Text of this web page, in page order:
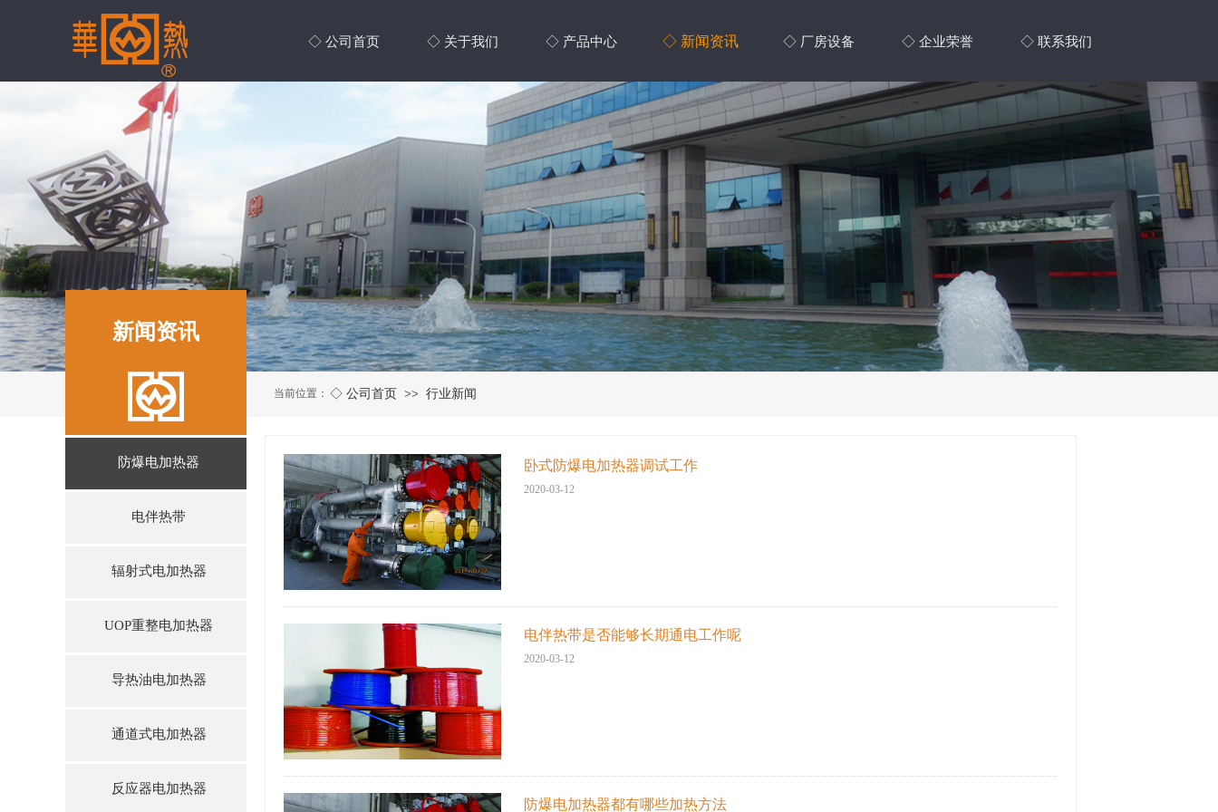
新闻资讯
当前位置： ◇ 公司首页 >> 行业新闻
卧式防爆电加热器调试工作
2020-03-12
电伴热带是否能够长期通电工作呢
2020-03-12
防爆电加热器都有哪些加热方法
防爆电加热器
电伴热带
辐射式电加热器
UOP重整电加热器
导热油电加热器
通道式电加热器
反应器电加热器
◇ 公司首页 ◇ 关于我们 ◇ 产品中心 ◇ 新闻资讯 ◇ 厂房设备 ◇ 企业荣誉 ◇ 联系我们